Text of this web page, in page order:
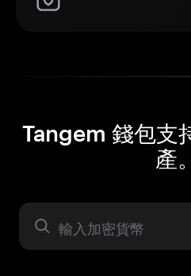
Tangem 錢包支
產。
資產